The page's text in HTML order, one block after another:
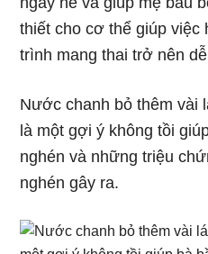
thiết cho cơ thể giúp việc
trình mang thai trở nên
Nước chanh bỏ thêm vài
là một gợi ý không tồi
nghén và những triệu
nghén gây ra.